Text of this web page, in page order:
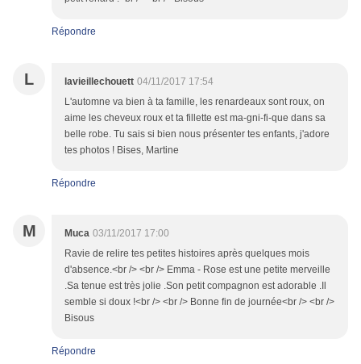
Répondre
L lavieillechouett 04/11/2017 17:54
L'automne va bien à ta famille, les renardeaux sont roux, on
aime les cheveux roux et ta fillette est ma-gni-fi-que dans sa
belle robe. Tu sais si bien nous présenter tes enfants, j'adore
tes photos ! Bises, Martine
Répondre
M Muca 03/11/2017 17:00
Ravie de relire tes petites histoires après quelques mois
d'absence.<br /> <br /> Emma - Rose est une petite merveille
.Sa tenue est très jolie .Son petit compagnon est adorable .Il
semble si doux !<br /> <br /> Bonne fin de journée<br /> <br />
Bisous
Répondre